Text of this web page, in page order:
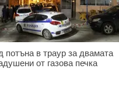
потъна в траур за двамата
от газова печка